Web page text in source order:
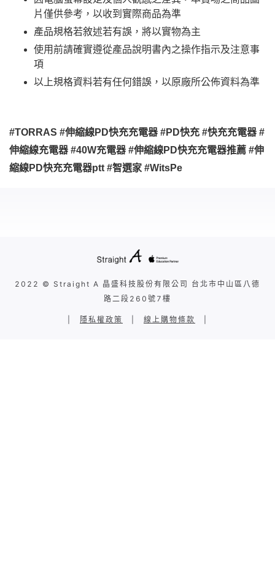
片僅供參考，以收到實際商品為準
產品規格若敘述若有誤，將以實物為主
使用前請確實遵從產品說明書內之操作指示及注意事
項
以上規格資料若有任何錯誤，以原廠所公佈資料為準
#TORRAS #伸縮線PD快充充電器 #PD快充 #快充充電器 #
伸縮線充電器 #40W充電器 #伸縮線PD快充充電器推薦 #伸
縮線PD快充充電器ptt #智選家 #WitsPe
2022 © Straight A 晶盛科技股份有限公司 台北市中山區八德
路二段260號7樓
隱私權政策 線上購物條款